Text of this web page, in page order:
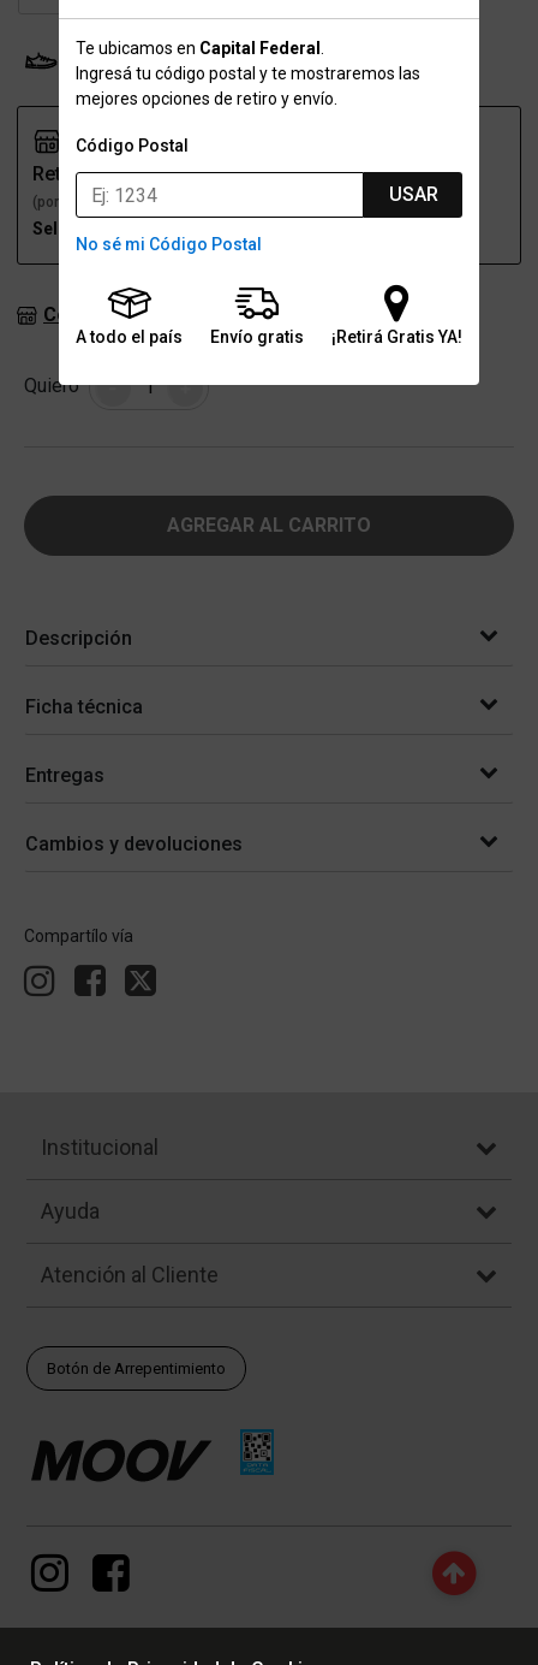
Te ubicamos en Capital Federal
Ingresá tu código postal y te mostraremos las
mejores opciones de retiro y envío.
Código Postal
USAR
No sé mi Código Postal
A todo el país Envío gratis ¡Retirá Gratis YA!
Probador Virtual Tabla de talles
Retiro
(por una sucursal)
Seleccioná talle
Envío
Consultar stock en sucursales
Quiero -
Cantidad +
AGREGAR AL CARRITO
Descripción
Ficha técnica
Entregas
Cambios y devoluciones
Compartílo vía
Institucional
Ayuda
Atención al Cliente
Botón de Arrepentimiento